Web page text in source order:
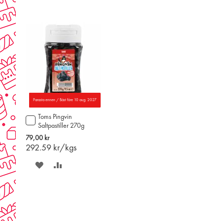
Parasta ennen / Bäst före 10 aug. 2027
Toms Pingvin
Saltpastiller 270g
79,00 kr
292.59 kr/kgs
Lägg
till
i
varukorgen
SPARA